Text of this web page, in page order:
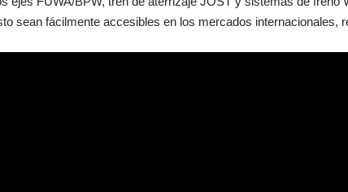
sean fácilmente accesibles en los mercados internacionales,